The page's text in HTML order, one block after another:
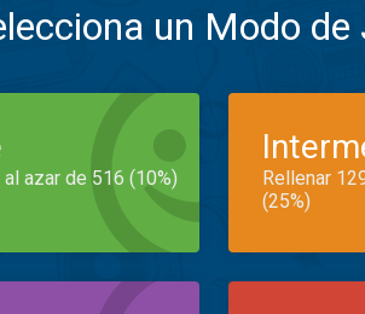
un Modo de
azar de 516 (10%)
Rellenar
(25%)